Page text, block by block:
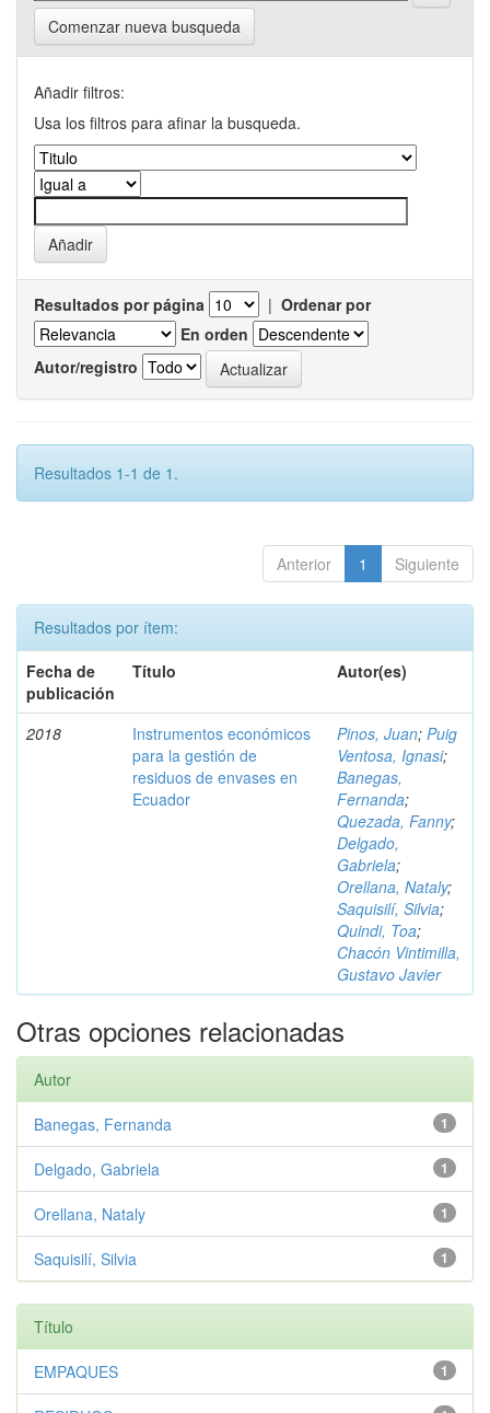
Comenzar nueva busqueda
Añadir filtros:
Usa los filtros para afinar la busqueda.
Resultados por página | Ordenar por
En orden
Autor/registro
Resultados 1-1 de 1.
Anterior 1 Siguiente
Resultados por ítem:
Fecha de
publicación
Título Autor(es)
2018
Instrumentos económicos
para la gestión de
residuos de envases en
Ecuador
Pinos, Juan; Puig
Ventosa, Ignasi;
Banegas,
Fernanda;
Quezada, Fanny;
Delgado,
Gabriela;
Orellana, Nataly;
Saquisilí, Silvia;
Quindi, Toa;
Chacón Vintimilla,
Gustavo Javier
Otras opciones relacionadas
Autor
1
Banegas, Fernanda
1
Delgado, Gabriela
1
Orellana, Nataly
1
Saquisilí, Silvia
Título
1
EMPAQUES